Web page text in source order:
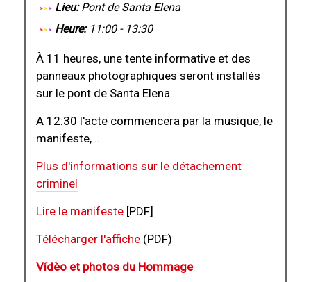
Lieu:Pont de Santa Elena
Heure:11:00 - 13:30
À 11 heures, une tente informative et des
panneaux photographiques seront installés
sur le pont de Santa Elena.
A 12:30 l'acte commencera par la musique, le
manifeste, ...
Plus d'informations sur le détachement
criminel
Lire le manifeste [PDF]
Télécharger l'affiche (PDF)
Vídèo et photos du Hommage